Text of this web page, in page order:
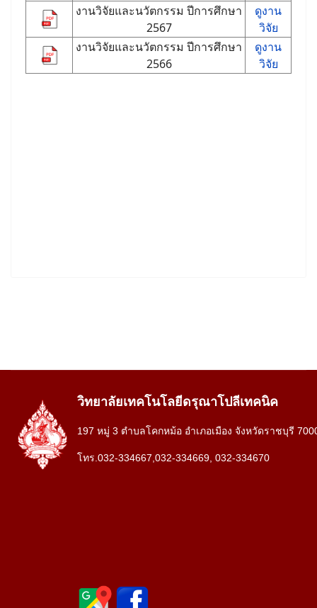
งานวิจัยและนวัตกรรม ปีการศึกษา
2567
ดูงาน
วิจัย
งานวิจัยและนวัตกรรม ปีการศึกษา
2566
ดูงาน
วิจัย
วิทยาลัยเทคโนโลยีดรุณาโปลีเทคนิค
197 หมู่ 3 ตำบลโคกหม้อ อำเภอเมือง จังหวัดราชบุรี
โทร.032-334667,032-334669, 032-334670